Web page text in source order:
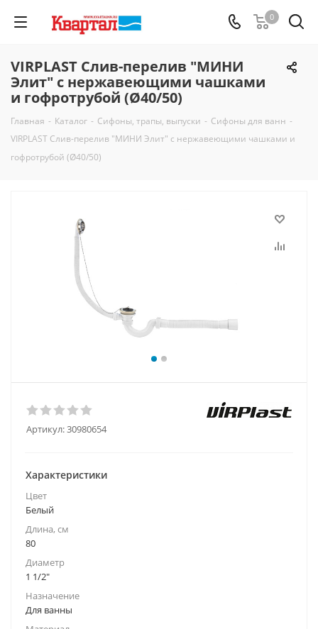
0
VIRPLAST Слив-перелив "МИНИ
Элит" с нержавеющими чашками
и гофротрубой (Ø40/50)
Главная - Каталог - Сифоны, трапы, выпуски - Сифоны для ванн -
VIRPLAST Слив-перелив "МИНИ Элит" с нержавеющими чашками и
гофротрубой (Ø40/50)
Артикул:30980654
Характеристики
Цвет
Белый
Длина, см
80
Диаметр
1 1/2"
Назначение
Для ванны